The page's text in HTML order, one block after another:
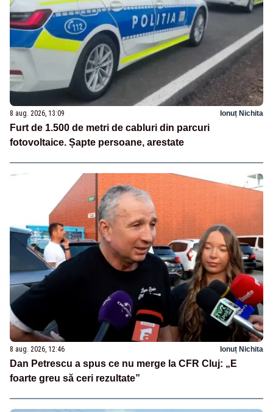
8 aug. 2026, 13:09 Ionuț Nichita
Furt de 1.500 de metri de cabluri din parcuri
fotovoltaice. Șapte persoane, arestate
8 aug. 2026, 12:46 Ionuț Nichita
Dan Petrescu a spus ce nu merge la CFR Cluj: „E
foarte greu să ceri rezultate”